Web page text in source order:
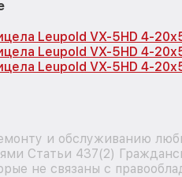
Leupold VX-5HD 4-
Leupold VX-5HD 4-
Leupold VX-5HD 4-
и обслуживанию
Статьи 437(2)
не связаны с